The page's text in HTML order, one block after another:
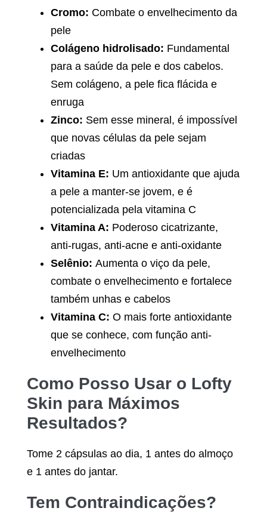
Cromo: Combate o envelhecimento da
pele
Colágeno hidrolisado: Fundamental
para a saúde da pele e dos cabelos.
Sem colágeno, a pele fica flácida e
enruga
Zinco: Sem esse mineral, é impossível
que novas células da pele sejam
criadas
Vitamina E: Um antioxidante que ajuda
a pele a manter-se jovem, e é
potencializada pela vitamina C
Vitamina A: Poderoso cicatrizante,
anti-rugas, anti-acne e anti-oxidante
Selênio: Aumenta o viço da pele,
combate o envelhecimento e fortalece
também unhas e cabelos
Vitamina C: O mais forte antioxidante
que se conhece, com função anti-
envelhecimento
Como Posso Usar o Lofty
Skin para Máximos
Resultados?
Tome 2 cápsulas ao dia, 1 antes do almoço
e 1 antes do jantar.
Tem Contraindicações?